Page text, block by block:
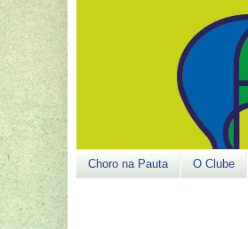
Choro na Pauta O Clube